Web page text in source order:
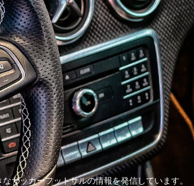
サッカーフットサルの情報を発信しています。